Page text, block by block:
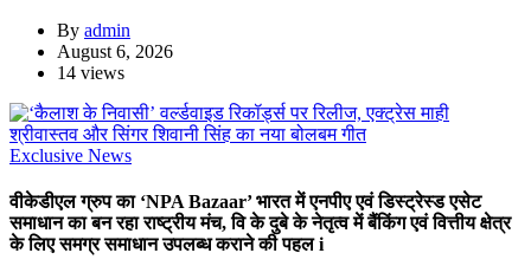
By admin
August 6, 2026
14 views
Exclusive News
वीकेडीएल ग्रुप का ‘NPA Bazaar’ भारत में एनपीए एवं डिस्ट्रेस्ड एसेट
समाधान का बन रहा राष्ट्रीय मंच, वि के दुबे के नेतृत्व में बैंकिंग एवं वित्तीय क्षेत्र
के लिए समग्र समाधान उपलब्ध कराने की पहल i